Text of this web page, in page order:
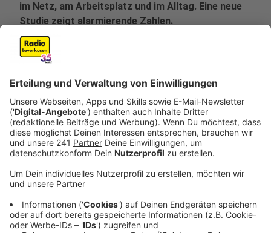
im Netz, am Arbeitsplatz und im Alltag. Eine neue
Studie zeigt alarmierende Zahlen.
Veröffentlicht:
Anzeige
Eine aktuelle Studie zeigt, dass Mobbing und
Cybermobbing zunehmend auch Erwachsene betrifft.
Laut dem Vorsitzenden des Bündnisses gegen
Millionen Menschen zwischen 18 und 65 Jahren Opfer
Freizeit, im Freundeskreis oder online. Die Ergebnisse
der Untersuchung wurden anlässlich des